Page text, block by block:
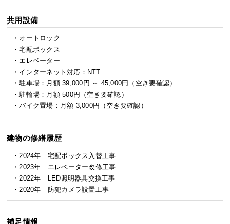
共用設備
・オートロック
・宅配ボックス
・エレベーター
・インターネット対応：NTT
・駐車場：月額 39,000円 ～ 45,000円（空き要確認）
・駐輪場：月額 500円（空き要確認）
・バイク置場：月額 3,000円（空き要確認）
建物の修繕履歴
・2024年 宅配ボックス入替工事
・2023年 エレベーター改修工事
・2022年 LED照明器具交換工事
・2020年 防犯カメラ設置工事
補足情報